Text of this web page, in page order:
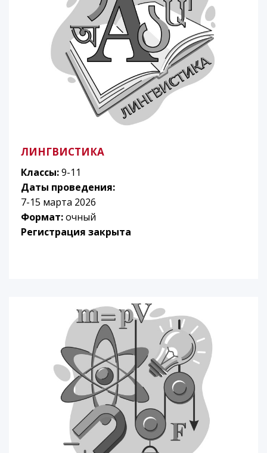
ЛИНГВИСТИКА
Классы:9-11
Даты проведения:
7-15 марта 2026
Формат:очный
Регистрация закрыта